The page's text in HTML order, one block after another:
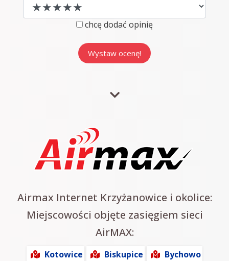
chcę dodać opinię
Airmax Internet Krzyżanowice i okolice:
Miejscowości objęte zasięgiem sieci
AirMAX:
Kotowice Biskupice
Bychowo